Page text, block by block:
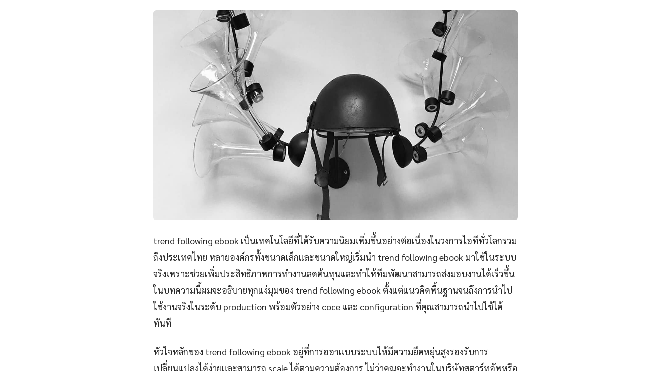
trend following ebook เป็นเทคโนโลยีที่ได้รับความนิยมเพิ่มขึ้นอย่างต่อเนื่องในวงการไอทีทั่วโลกรวม
ถึงประเทศไทย หลายองค์กรทั้งขนาดเล็กและขนาดใหญ่เริ่มนำ trend following ebook มาใช้ในระบบ
จริงเพราะช่วยเพิ่มประสิทธิภาพการทำงานลดต้นทุนและทำให้ทีมพัฒนาสามารถส่งมอบงานได้เร็วขึ้น
ในบทความนี้ผมจะอธิบายทุกแง่มุมของ trend following ebook ตั้งแต่แนวคิดพื้นฐานจนถึงการนำไป
ใช้งานจริงในระดับ production พร้อมตัวอย่าง code และ configuration ที่คุณสามารถนำไปใช้ได้
ทันที
หัวใจหลักของ trend following ebook อยู่ที่การออกแบบระบบให้มีความยืดหยุ่นสูงรองรับการ
เปลี่ยนแปลงได้ง่ายและสามารถ scale ได้ตามความต้องการ ไม่ว่าคุณจะทำงานในบริษัทสตาร์ทอัพหรือ